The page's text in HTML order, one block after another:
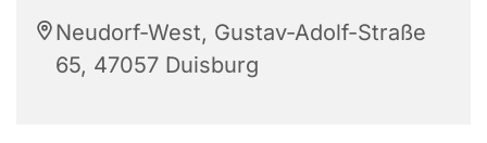
Neudorf-West, Gustav-Adolf-Straße
65, 47057 Duisburg